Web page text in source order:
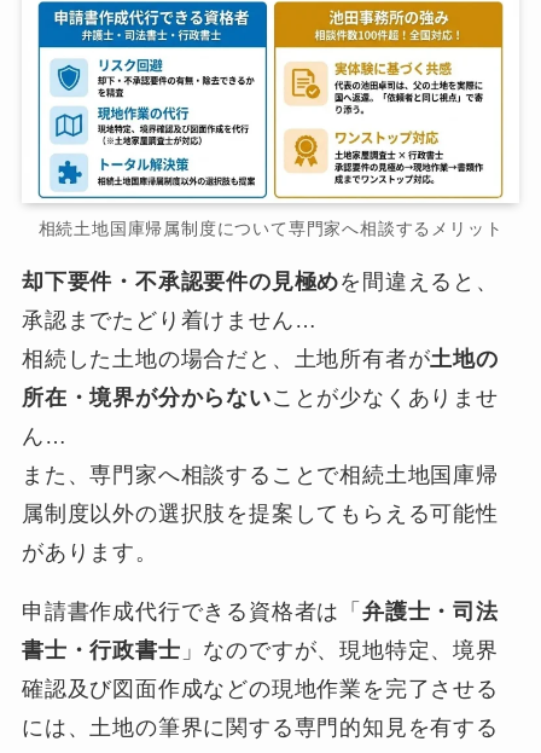
相続土地国庫帰属制度について専門家へ相談するメリット
却下要件・不承認要件の見極めを間違えると、
承認までたどり着けません…
相続した土地の場合だと、土地所有者が土地の
所在・境界が分からないことが少なくありませ
ん…
また、専門家へ相談することで相続土地国庫帰
属制度以外の選択肢を提案してもらえる可能性
があります。
申請書作成代行できる資格者は「弁護士・司法
書士・行政書士 」なのですが、現地特定、境界
確認及び図面作成などの現地作業を完了させる
には、土地の筆界に関する専門的知見を有する